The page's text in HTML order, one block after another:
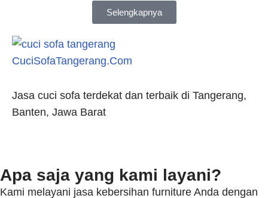
Selengkapnya
CuciSofaTangerang.Com
Jasa cuci sofa terdekat dan terbaik di Tangerang,
Banten, Jawa Barat
Apa saja yang kami layani?
Kami melayani jasa kebersihan furniture Anda dengan